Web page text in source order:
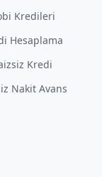
Kredileri
Hesaplama
Kredi
Nakit Avans